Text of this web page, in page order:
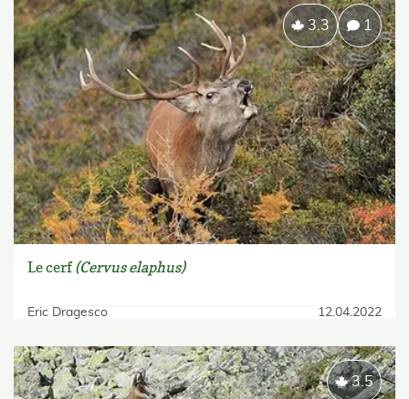
Le cerf(Cervus elaphus)
Eric Dragesco 12.04.2022
3.3 1
3.5